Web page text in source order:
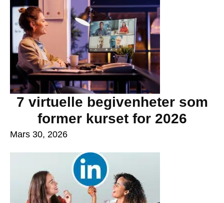
7 virtuelle begivenheter som
former kurset for 2026
Mars 30, 2026